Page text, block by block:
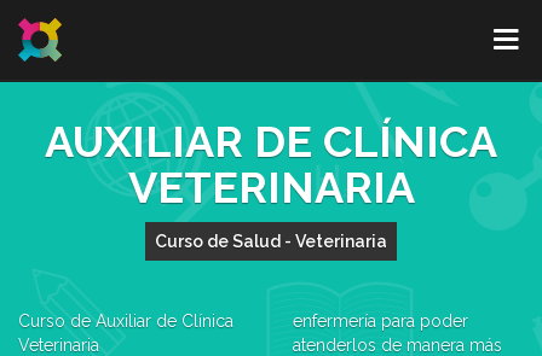
AUXILIAR DE CLÍNICA
VETERINARIA
Curso de Salud - Veterinaria
Curso de Auxiliar de Clínica
Veterinaria
enfermería para poder
atenderlos de manera más